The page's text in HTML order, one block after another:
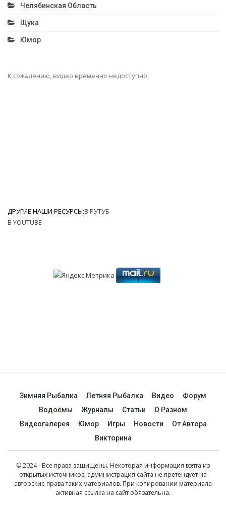
Челябинская Область
Щука
Юмор
К сожалению, видео временно недоступно.
ДРУГИЕ НАШИ РЕСУРСЫ:В РУТУБ
В YOUTUBE
Зимняя Рыбалка Летняя Рыбалка Видео
Форум
Водоёмы
Журналы Статьи
О Разном
Видеогалерея
Юмор Игры Новости
От Автора
Викторина
© 2024 - Все права защищены. Некоторая информация взята из
открытых источников, администрация сайта не претендует на
авторские права таких материалов. При копировании материала
активная ссылка на сайт обязательна.